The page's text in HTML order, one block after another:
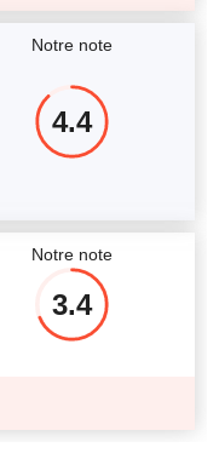
Notre note
4.4
Notre note
3.4